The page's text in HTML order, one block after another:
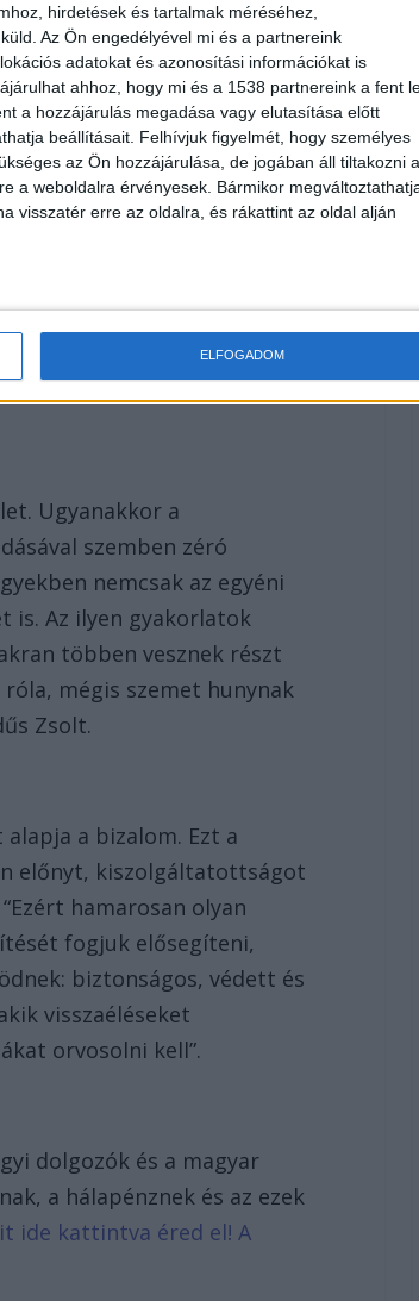
hirdetések és tartalmak méréséhez,
Az Ön engedélyével mi és a partnereink
adatokat és azonosítási információkat is
ahhoz, hogy mi és a 1538 partnereink a fent
a hozzájárulás megadása vagy elutasítása előtt
beállításait. Felhívjuk figyelmét, hogy személyes
az Ön hozzájárulása, de jogában áll tiltakozni
a weboldalra érvényesek. Bármikor
visszatér erre az oldalra, és rákattint az oldal alján
ELFOGADOM
Hangja nevű Facebook-
gyanújával
meg.
Ugyanakkor a
szemben zéró
nemcsak az egyéni
is. Az ilyen gyakorlatok
többen vesznek részt
mégis szemet hunynak
Zsolt.
a bizalom. Ezt a
előnyt, kiszolgáltatottságot
hamarosan olyan
fogjuk elősegíteni,
biztonságos, védett és
visszaéléseket
orvosolni kell”.
dolgozók és a magyar
a hálapénznek és az ezek
ide kattintva éred el! A